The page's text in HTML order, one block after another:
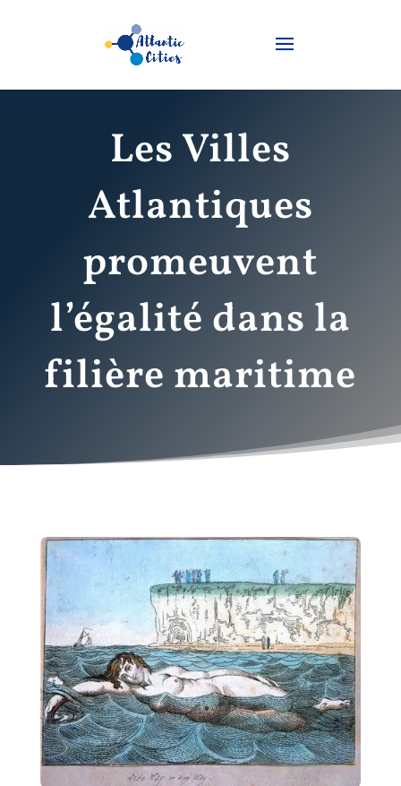
Les Villes
Atlantiques
promeuvent
l’égalité dans la
filière maritime